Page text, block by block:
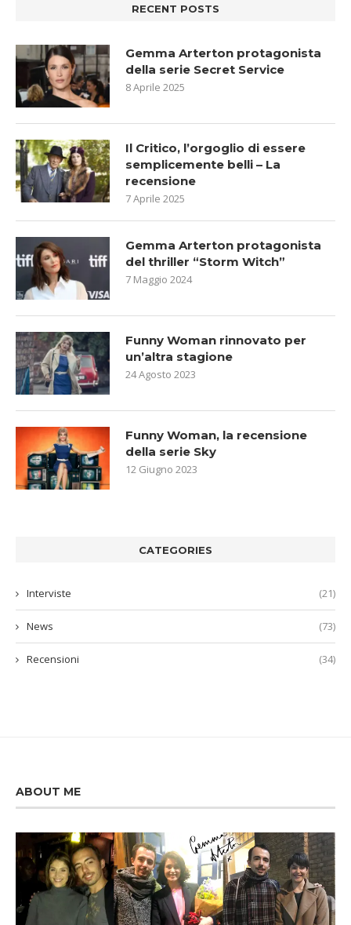
RECENT POSTS
Gemma Arterton protagonista
della serie Secret Service
8 Aprile 2025
Il Critico, l’orgoglio di essere
semplicemente belli – La
recensione
7 Aprile 2025
Gemma Arterton protagonista
del thriller “Storm Witch”
7 Maggio 2024
Funny Woman rinnovato per
un’altra stagione
24 Agosto 2023
Funny Woman, la recensione
della serie Sky
12 Giugno 2023
CATEGORIES
Interviste (21)
News (73)
Recensioni (34)
ABOUT ME